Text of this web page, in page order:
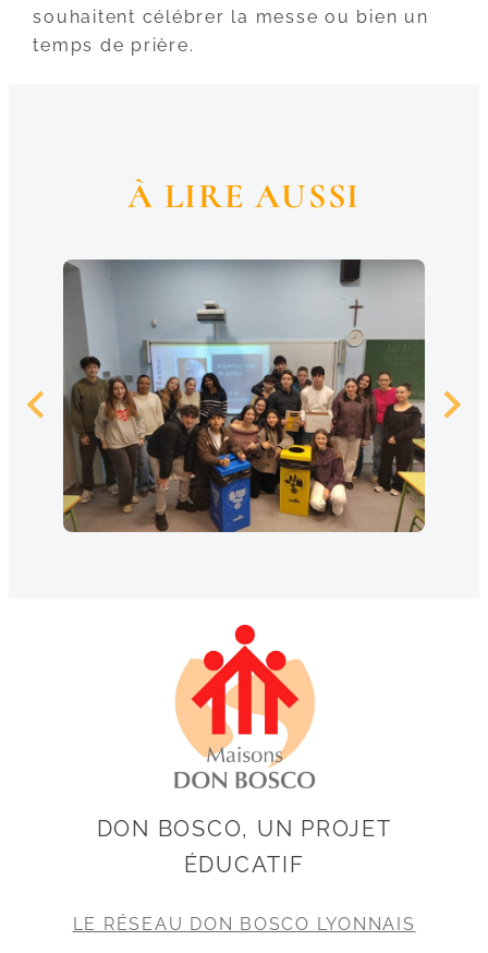
souhaitent célébrer la messe ou bien un
temps de prière.
À LIRE AUSSI
DON BOSCO, UN PROJET
ÉDUCATIF
LE RÉSEAU DON BOSCO LYONNAIS